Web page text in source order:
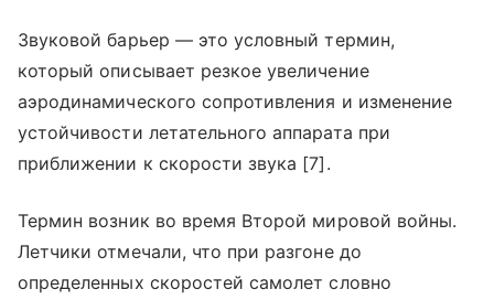
Звуковой барьер — это условный термин,
который описывает резкое увеличение
аэродинамического сопротивления и изменение
устойчивости летательного аппарата при
приближении к скорости звука [7].
Термин возник во время Второй мировой войны.
Летчики отмечали, что при разгоне до
определенных скоростей самолет словно